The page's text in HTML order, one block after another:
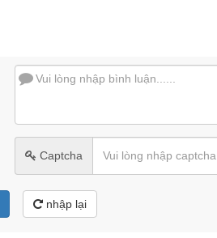
Captcha
nhập lại